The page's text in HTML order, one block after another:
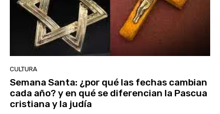
CULTURA
Semana Santa: ¿por qué las fechas cambian
cada año? y en qué se diferencian la Pascua
cristiana y la judía